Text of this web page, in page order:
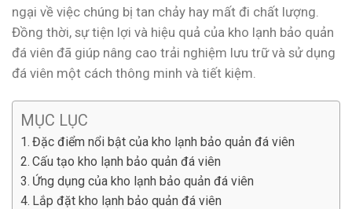
ngại về việc chúng bị tan chảy hay mất đi chất lượng.
Đồng thời, sự tiện lợi và hiệu quả của kho lạnh bảo quản
đá viên đã giúp nâng cao trải nghiệm lưu trữ và sử dụng
đá viên một cách thông minh và tiết kiệm.
MỤC LỤC
Đặc điểm nổi bật của kho lạnh bảo quản đá viên
Cấu tạo kho lạnh bảo quản đá viên
Ứng dụng của kho lạnh bảo quản đá viên
Lắp đặt kho lạnh bảo quản đá viên